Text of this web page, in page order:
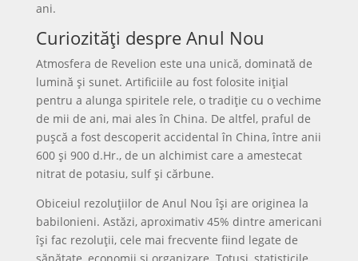
ani.
Curiozități despre Anul Nou
Atmosfera de Revelion este una unică, dominată de
lumină și sunet. Artificiile au fost folosite inițial
pentru a alunga spiritele rele, o tradiție cu o vechime
de mii de ani, mai ales în China. De altfel, praful de
pușcă a fost descoperit accidental în China, între anii
600 și 900 d.Hr., de un alchimist care a amestecat
nitrat de potasiu, sulf și cărbune.
Obiceiul rezoluțiilor de Anul Nou își are originea la
babilonieni. Astăzi, aproximativ 45% dintre americani
își fac rezoluții, cele mai frecvente fiind legate de